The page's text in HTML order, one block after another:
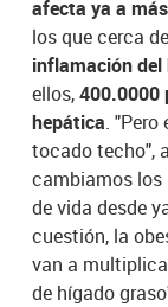
afecta ya a
los que cerca
inflamación del
ellos,400.0000
hepática. "Pero
tocado techo",
cambiamos los
de vida desde
cuestión, la
van a
de hígadograso